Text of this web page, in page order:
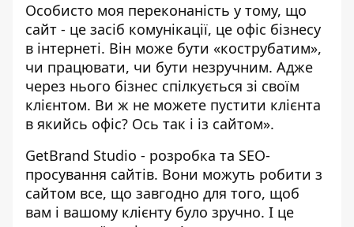
Особисто моя переконаність у тому, що
сайт - це засіб комунікації, це офіс бізнесу
в інтернеті. Він може бути «кострубатим»,
чи працювати, чи бути незручним. Адже
через нього бізнес спілкується зі своїм
клієнтом. Ви ж не можете пустити клієнта
в якийсь офіс? Ось так і із сайтом».
GetBrand Studio - розробка та SEO-
просування сайтів. Вони можуть робити з
сайтом все, що завгодно для того, щоб
вам і вашому клієнту було зручно. І це